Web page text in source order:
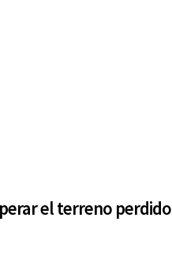
el terreno perdido